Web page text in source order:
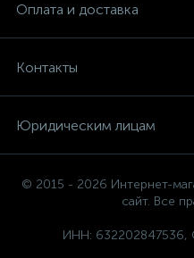
Оплата и доставка
Контакты
Юридическим лицам
© 2015 - 2026 Интернет-
сайт. Все
ИНН: 632202847536,